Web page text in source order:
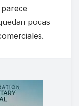
pocas